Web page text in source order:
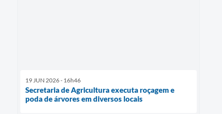
19 JUN 2026 - 16h46
Secretaria de Agricultura executa roçagem e
poda de árvores em diversos locais